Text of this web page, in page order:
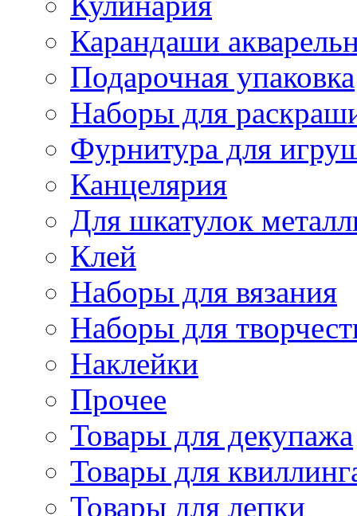
Карандаши
Подарочная упаковка
Наборы для
Фурнитура для
Канцелярия
Для шкатулок
Клей
Наборы для вязания
Наборы для
Наклейки
Прочее
Товары для декупажа
Товары для
Товары для лепки